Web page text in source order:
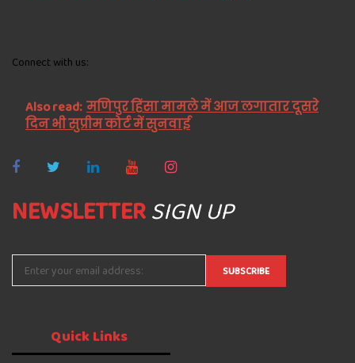
Connect with us:
Also read: मणिपुर हिंसा मामले में आज लगातार दूसरे
दिन भी सुप्रीम कोर्ट में सुनवाई
NEWSLETTERSIGN UP
QuickLinks